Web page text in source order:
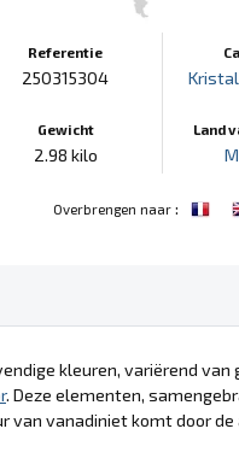
Referentie
250315304
Gewicht
2.98 kilo
Land
Overbrengen naar :
kleuren, variërend van
. Deze elementen,
vanadiniet komt door de